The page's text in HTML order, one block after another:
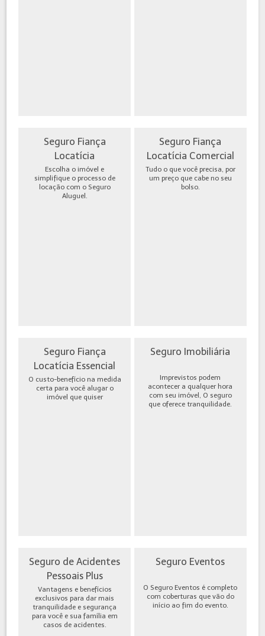
Seguro Fiança
Locatícia
Escolha o imóvel e
simplifique o processo de
locação com o Seguro
Aluguel.
Seguro Fiança
Locatícia Comercial
Tudo o que você precisa, por
um preço que cabe no seu
bolso.
Seguro Fiança
Locatícia Essencial
O custo-benefício na medida
certa para você alugar o
imóvel que quiser
Seguro Imobiliária
Imprevistos podem
acontecer a qualquer hora
com seu imóvel, O seguro
que oferece tranquilidade.
Seguro de Acidentes
Pessoais Plus
Vantagens e benefícios
exclusivos para dar mais
tranquilidade e segurança
para você e sua família em
casos de acidentes.
Seguro Eventos
O Seguro Eventos é completo
com coberturas que vão do
início ao fim do evento.